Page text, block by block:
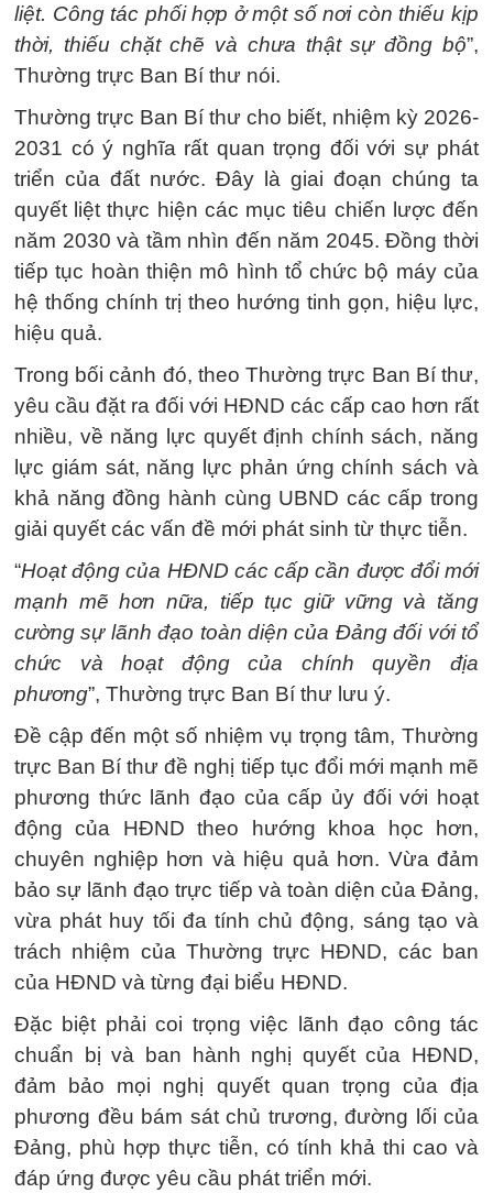
liệt. Công tác phối hợp ở một số nơi còn thiếu kịp
thời, thiếu chặt chẽ và chưa thật sự đồng bộ”,
Thường trực Ban Bí thư nói.
Thường trực Ban Bí thư cho biết, nhiệm kỳ 2026-
2031 có ý nghĩa rất quan trọng đối với sự phát
triển của đất nước. Đây là giai đoạn chúng ta
quyết liệt thực hiện các mục tiêu chiến lược đến
năm 2030 và tầm nhìn đến năm 2045. Đồng thời
tiếp tục hoàn thiện mô hình tổ chức bộ máy của
hệ thống chính trị theo hướng tinh gọn, hiệu lực,
hiệu quả.
Trong bối cảnh đó, theo Thường trực Ban Bí thư,
yêu cầu đặt ra đối với HĐND các cấp cao hơn rất
nhiều, về năng lực quyết định chính sách, năng
lực giám sát, năng lực phản ứng chính sách và
khả năng đồng hành cùng UBND các cấp trong
giải quyết các vấn đề mới phát sinh từ thực tiễn.
“Hoạt động của HĐND các cấp cần được đổi mới
mạnh mẽ hơn nữa, tiếp tục giữ vững và tăng
cường sự lãnh đạo toàn diện của Đảng đối với tổ
chức và hoạt động của chính quyền địa
phương”, Thường trực Ban Bí thư lưu ý.
Đề cập đến một số nhiệm vụ trọng tâm, Thường
trực Ban Bí thư đề nghị tiếp tục đổi mới mạnh mẽ
phương thức lãnh đạo của cấp ủy đối với hoạt
động của HĐND theo hướng khoa học hơn,
chuyên nghiệp hơn và hiệu quả hơn. Vừa đảm
bảo sự lãnh đạo trực tiếp và toàn diện của Đảng,
vừa phát huy tối đa tính chủ động, sáng tạo và
trách nhiệm của Thường trực HĐND, các ban
của HĐND và từng đại biểu HĐND.
Đặc biệt phải coi trọng việc lãnh đạo công tác
chuẩn bị và ban hành nghị quyết của HĐND,
đảm bảo mọi nghị quyết quan trọng của địa
phương đều bám sát chủ trương, đường lối của
Đảng, phù hợp thực tiễn, có tính khả thi cao và
đáp ứng được yêu cầu phát triển mới.